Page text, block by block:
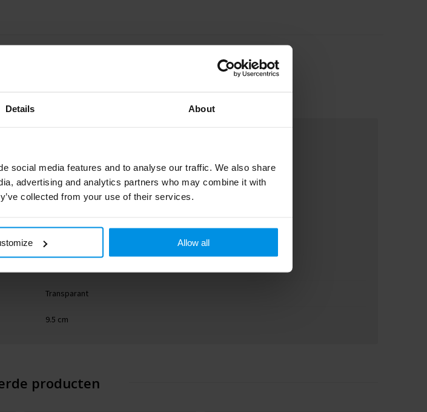
Details About
social media features and to analyse our traffic. We also share
advertising and analytics partners who may combine it with
collected from your use of their services.
Allow all
400
LT52249_N0004
R-PET
Transparant
9.5 cm
producten